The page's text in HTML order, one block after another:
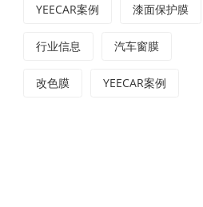
YEECAR案例 漆面保护膜
行业信息 汽车窗膜
改色膜 YEECAR案例